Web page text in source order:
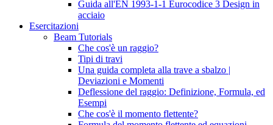
Guida all'EN 1993-1-1 Eurocodice 3 Design in
acciaio
Esercitazioni
Beam Tutorials
Che cos'è un raggio?
Tipi di travi
Una guida completa alla trave a sbalzo |
Deviazioni e Momenti
Deflessione del raggio: Definizione, Formula, ed
Esempi
Che cos'è il momento flettente?